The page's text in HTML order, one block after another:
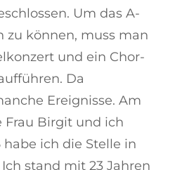
Um das A-
zu können, muss man
und ein Chor-
Da
Ereignisse. Am
Frau Birgit und ich
habe ich die Stelle in
stand mit 23 Jahren